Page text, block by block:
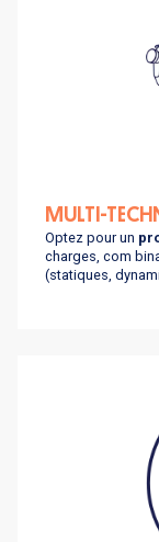
MULTI-
Optez pour un
charges, com
(statiques,